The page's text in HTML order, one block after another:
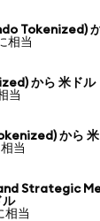
Tokenized)
相当
から 米ドル
当
から
当
Strategic
ル
相当